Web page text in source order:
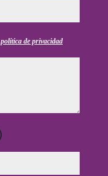
política de privacidad